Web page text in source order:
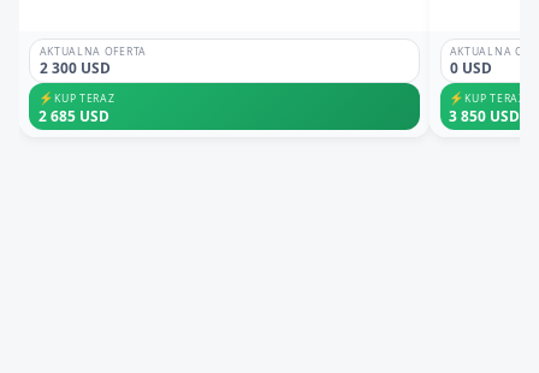
AKTUALNA OFERTA
2 300 USD
⚡KUP TERAZ
2 685 USD
AKTUALNA
0 USD
⚡KUP TERAZ
3 850 USD